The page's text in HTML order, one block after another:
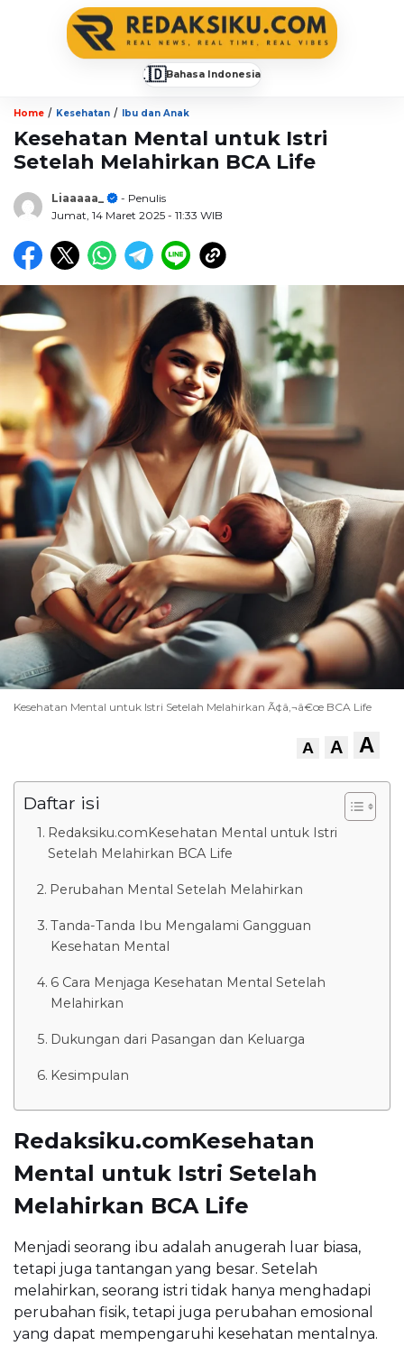
🇮🇩Bahasa Indonesia
Home / Kesehatan / Ibu dan Anak
Kesehatan Mental untuk Istri
Setelah Melahirkan BCA Life
Liaaaaa_
- Penulis
Jumat, 14 Maret 2025 - 11:33 WIB
Kesehatan Mental untuk Istri Setelah Melahirkan Ã¢â‚¬â€œ BCA Life
A A A
Daftar isi
Redaksiku.comKesehatan Mental untuk Istri
Setelah Melahirkan BCA Life
Perubahan Mental Setelah Melahirkan
Tanda-Tanda Ibu Mengalami Gangguan
Kesehatan Mental
6 Cara Menjaga Kesehatan Mental Setelah
Melahirkan
Dukungan dari Pasangan dan Keluarga
Kesimpulan
Redaksiku.comKesehatan
Mental untuk Istri Setelah
Melahirkan BCA Life
Menjadi seorang ibu adalah anugerah luar biasa,
tetapi juga tantangan yang besar. Setelah
melahirkan, seorang istri tidak hanya menghadapi
perubahan fisik, tetapi juga perubahan emosional
yang dapat mempengaruhi kesehatan mentalnya.